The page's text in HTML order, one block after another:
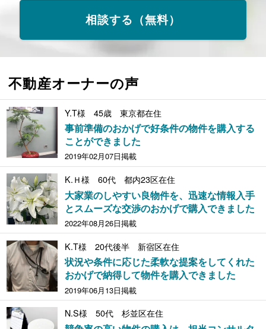
相談する（無料）
不動産オーナーの声
Y.T様 45歳 東京都在住
事前準備のおかげで好条件の物件を購入する
ことができました
2019年02月07日掲載
K.Ｈ様 60代 都内23区在住
大家業のしやすい良物件を、迅速な情報入手
とスムーズな交渉のおかげで購入できました
2022年08月26日掲載
K.T様 20代後半 新宿区在住
状況や条件に応じた柔軟な提案をしてくれた
おかげで納得して物件を購入できました
2019年06月13日掲載
N.S様 50代 杉並区在住